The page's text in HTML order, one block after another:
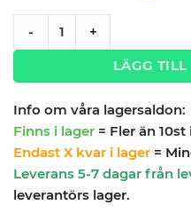
- +
LÄGG
Info om våra lagersaldon:
Finns i lager = Fler än 10st
Endast X kvar i lager =
Leverans 5-7 dagar från
leverantörs lager.